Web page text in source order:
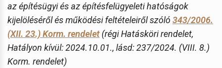
az építésügyi és az építésfelügyeleti hatóságok
kijelöléséről és működési feltételeiről szóló343/2006.
(XII. 23.) Korm. rendelet (régi Hatásköri rendelet,
Hatályon kívül: 2024.10.01., lásd: 237/2024. (VIII. 8.)
Korm. rendelet)